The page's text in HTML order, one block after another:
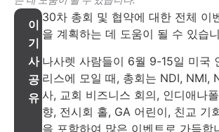
이
기
사
공
유
30차 총회 및 협약에 대한 전체 이
을 계획하는 데 도움이 될 수 있습
나사렛 사람들이 6월 9-15일 미국
리스에 모일 때, 총회는 NDI, NMI,
사, 교회 비즈니스 회의, 인디애나
향, 전시회 홀, GA 어린이, 친교 기
을 포함하여 많은 이벤트로 가득합